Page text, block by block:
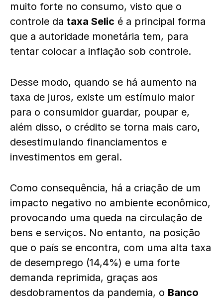
muito forte no consumo, visto que o
controle da taxa Selic é a principal forma
que a autoridade monetária tem, para
tentar colocar a inflação sob controle.
Desse modo, quando se há aumento na
taxa de juros, existe um estímulo maior
para o consumidor guardar, poupar e,
além disso, o crédito se torna mais caro,
desestimulando financiamentos e
investimentos em geral.
Como consequência, há a criação de um
impacto negativo no ambiente econômico,
provocando uma queda na circulação de
bens e serviços. No entanto, na posição
que o país se encontra, com uma alta taxa
de desemprego (14,4%) e uma forte
demanda reprimida, graças aos
desdobramentos da pandemia, o Banco